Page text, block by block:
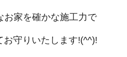
お家を確かな施工力で
お守りいたします!(^^)!